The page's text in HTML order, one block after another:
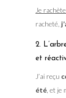
Je
racheté,
2.
et
J’ai reçu
été, et je